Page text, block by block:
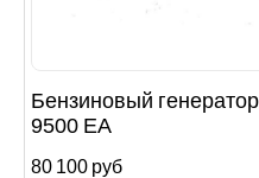
Бензиновый
9500 EA
80 100 руб